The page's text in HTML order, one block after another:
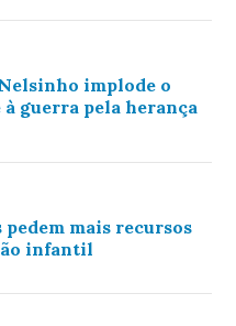
implode o
guerra pela herança
pedem mais recursos
infantil